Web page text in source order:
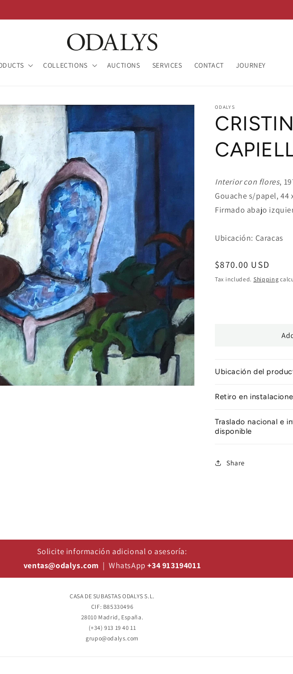
COLLECTIONS AUCTIONS SERVICES CONTACT JOURNEY
ODALYS
Interior con flores,
Gouache s/papel, 44
Firmado abajo
Ubicación: Caracas
Regular
price
$870.00 USD
Tax included. Shipping
Ubicación del
Retiro en
Traslado nacional e
disponible
Share
Solicite información adicional o asesoría:
ventas@odalys.com | WhatsApp+34 913194011
CASA DE SUBASTAS ODALYS S.L.
CIF: B85330496
28010 Madrid, España.
(+34) 913 19 40 11
grupo@odalys.com